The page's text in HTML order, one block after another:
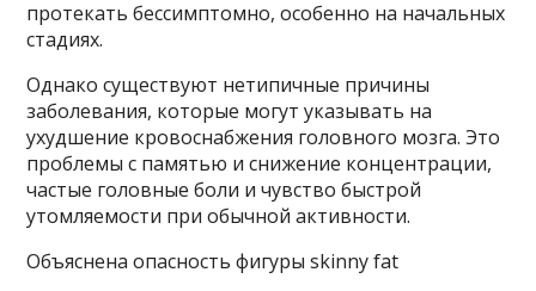
протекать бессимптомно, особенно на начальных
стадиях.
Однако существуют нетипичные причины
заболевания, которые могут указывать на
ухудшение кровоснабжения головного мозга. Это
проблемы с памятью и снижение концентрации,
частые головные боли и чувство быстрой
утомляемости при обычной активности.
Объяснена опасность фигуры skinny fat